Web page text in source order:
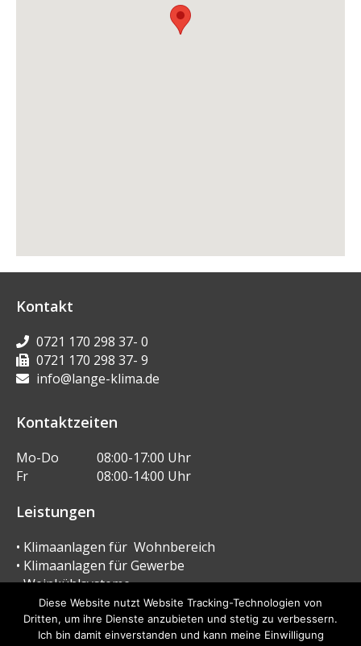
Kontakt
0721 170 298 37- 0
0721 170 298 37- 9
info@lange-klima.de
Kontaktzeiten
Mo-Do
08:00-17:00 Uhr
Fr
08:00-14:00 Uhr
Leistungen
• Klimaanlagen für Wohnbereich
• Klimaanlagen für Gewerbe
• Weinkühlsysteme
• Wärmepumpen
• Kältetechnik
Diese Website nutzt Website Tracking-Technologien von
Dritten, um ihre Dienste anzubieten und stetig zu verbessern.
Ich bin damit einverstanden und kann meine Einwilligung